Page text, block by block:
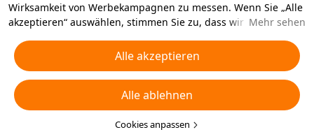
Wirksamkeit von Werbekampagnen zu messen. Wenn Sie „Alle
akzeptieren“ auswählen, stimmen Sie zu, dass wir und die
ähnliche Technologien für Werbezwecke auf Ihrem Gerät
speichern. Alternativ können Sie auch über „Alle ablehnen“
nicht notwendige Cookies ablehnen oder auswählen, welche
Arten von Cookies Sie akzeptieren oder deaktivieren möchten,
indem Sie unten oder jederzeit in Ihren
Datenschutzeinstellungen auf „Cookies anpassen“ klicken.
Mehr sehen
Alle akzeptieren
Alle ablehnen
Cookies anpassen